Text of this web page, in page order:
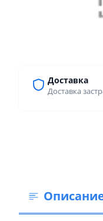
Доставка
Доставка